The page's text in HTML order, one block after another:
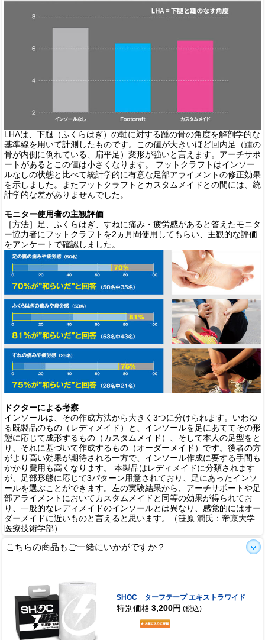
LHAは、下腿（ふくらはぎ）の軸に対する踵の骨の角度を解剖学的な
基準線を用いて計測したものです。この値が大きいほど回内足（踵の
骨が内側に倒れている、扁平足）変形が強いと言えます。アーチサポ
ートがあるとこの値は小さくなります。 フットクラフトはインソー
ルなしの状態と比べて統計学的に有意な足部アライメントの修正効果
を示しました。またフットクラフトとカスタムメイドとの間には、統
計学的な差がありませんでした。
モニター使用者の主観評価
［方法］足、ふくらはぎ、すねに痛み・疲労感があると答えたモニタ
ー協力者にフットクラフトを2ヵ月間使用してもらい、主観的な評価
をアンケートで確認しました。
ドクターによる考察
インソールは、その作成方法から大きく3つに分けられます。いわゆ
る既製品のもの（レディメイド）と、インソールを足にあててその形
態に応じて成形するもの（カスタムメイド）、そして本人の足型をと
り、それに基づいて作成するもの（オーダーメイド）です。後者の方
がより高い効果が期待される一方で、インソール作成に要する手間も
かかり費用も高くなります。 本製品はレディメイドに分類されます
が、足部形態に応じて3パターン用意されており、足にあったインソ
ールを選ぶことができます。左の実験結果から、アーチサポートや足
部アライメントにおいてカスタムメイドと同等の効果が得られてお
り、一般的なレディメイドのインソールとは異なり、感覚的にはオー
ダーメイドに近いものと言えると思います。（笹原 潤氏：帝京大学
医療技術学部）
こちらの商品もご一緒にいかがですか？
SHOC ターフテープ エキストラワイド
特別価格 3,200円 (税込)